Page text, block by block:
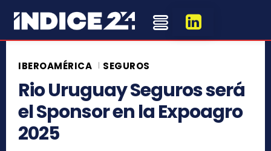
IBEROAMÉRICA SEGUROS
Rio Uruguay Seguros será
el Sponsor en la Expoagro
2025